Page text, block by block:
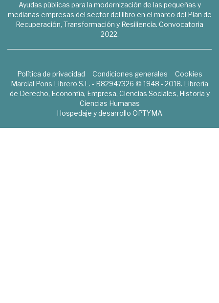
Ayudas públicas para la modernización de las pequeñas y
medianas empresas del sector del libro en el marco del Plan de
Recuperación, Transformación y Resiliencia. Convocatoria
2022.
Política de privacidad Condiciones generales
Cookies
Marcial Pons Librero S.L. - B82947326 © 1948 - 2018. Librería
de Derecho, Economía, Empresa, Ciencias Sociales, Historia y
Ciencias Humanas
Hospedaje y desarrollo OPTYMA